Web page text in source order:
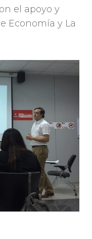
el apoyo y
Economía y La